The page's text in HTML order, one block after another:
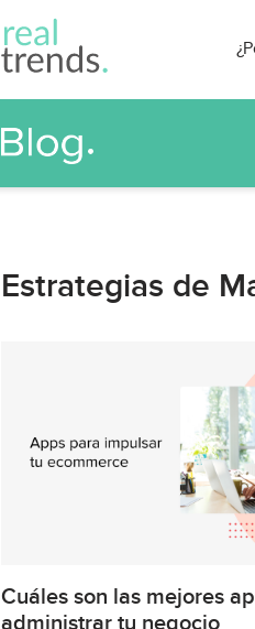
Estrategias de
Cuáles son las mejores
administrar tu negocio